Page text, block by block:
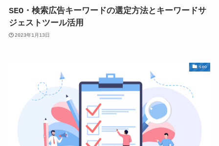
SEO・検索広告キーワードの選定方法とキーワードサ
ジェストツール活用
2023年1月13日
seo